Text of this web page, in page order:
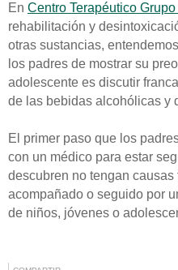
En Centro Terapéutico Grupo
rehabilitación y
otras sustancias,
los padres de mostrar su
adolescente es discutir
de las bebidas alcohólicas y
El primer paso que los
con un médico para estar
descubren no tengan
acompañado o seguido por
de niños, jóvenes o